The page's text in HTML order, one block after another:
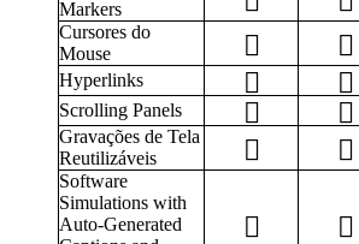
Markers
Cursores do
Mouse
Hyperlinks
Scrolling Panels
Gravações de Tela
Reutilizáveis
Software
Simulations with
Auto-Generated